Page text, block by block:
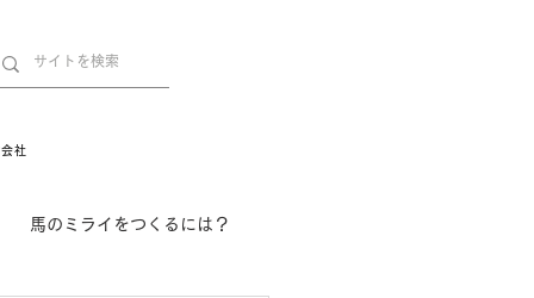
社
馬のミライをつくるには？